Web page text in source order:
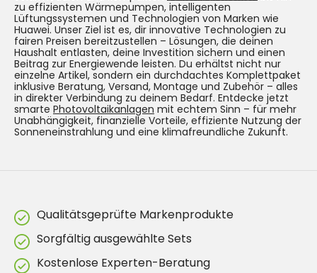
zu effizienten Wärmepumpen, intelligenten
Lüftungssystemen und Technologien von Marken wie
Huawei. Unser Ziel ist es, dir innovative Technologien zu
fairen Preisen bereitzustellen – Lösungen, die deinen
Haushalt entlasten, deine Investition sichern und einen
Beitrag zur Energiewende leisten. Du erhältst nicht nur
einzelne Artikel, sondern ein durchdachtes Komplettpaket
inklusive Beratung, Versand, Montage und Zubehör – alles
in direkter Verbindung zu deinem Bedarf. Entdecke jetzt
smarte Photovoltaikanlagen mit echtem Sinn – für mehr
Unabhängigkeit, finanzielle Vorteile, effiziente Nutzung der
Sonneneinstrahlung und eine klimafreundliche Zukunft.
Qualitätsgeprüfte Markenprodukte
Sorgfältig ausgewählte Sets
Kostenlose Experten-Beratung